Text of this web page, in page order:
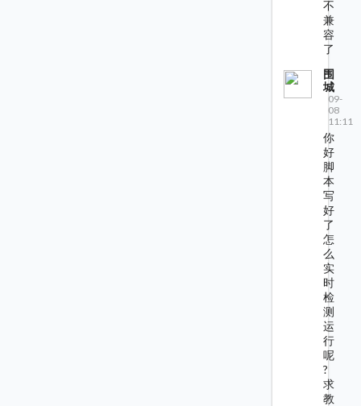
不
兼
容
了
围
城
09-
08
11:11
你
好
脚
本
写
好
了
怎
么
实
时
检
测
运
行
呢
?
求
教